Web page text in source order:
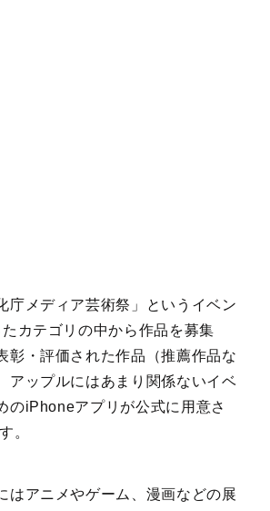
庁メディア芸術祭」というイベン
カテゴリの中から作品を募集
彰・評価された作品（推薦作品な
アップルにはあまり関係ないイベ
のiPhoneアプリが公式に用意さ
。
はアニメやゲーム、漫画などの展